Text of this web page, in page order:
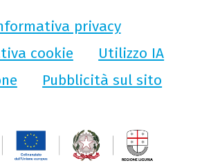
privacy
cookie
Utilizzo IA
Pubblicità sul sito